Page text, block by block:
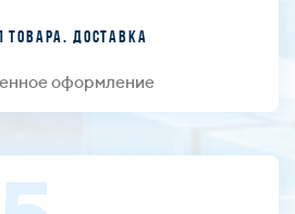
товара. Доставка
оформление